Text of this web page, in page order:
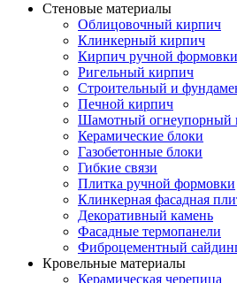
Стеновые материалы
Облицовочный кирпич
Клинкерный кирпич
Кирпич ручной формовки
Ригельный кирпич
Строительный и
Печной кирпич
Шамотный огнеупорный
Керамические блоки
Газобетонные блоки
Гибкие связи
Плитка ручной формовки
Клинкерная фасадная
Декоративный камень
Фасадные термопанели
Фиброцементный
Кровельные материалы
Керамическая черепица